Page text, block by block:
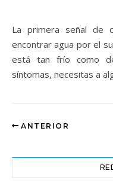
La primera señal de que el frigorífico no funciona es
encontrar agua por el
está tan frío como
síntomas, necesitas a
ANTERIOR